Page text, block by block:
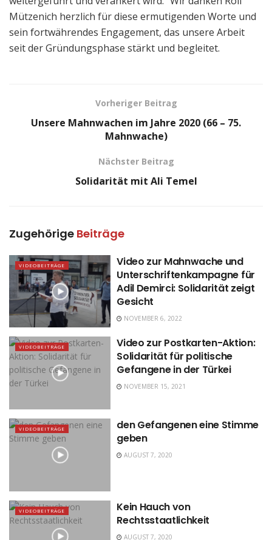
Mützenich herzlich für diese ermutigenden Worte und
sein fortwährendes Engagement, das unsere Arbeit
seit der Gründungsphase stärkt und begleitet.
Vorheriger Beitrag
Unsere Mahnwachen im Jahre 2020 (66 – 75.
Mahnwache)
Nächster Beitrag
Solidarität mit Ali Temel
Zugehörige Beiträge
VIDEOBEITRÄGE
Video zur Mahnwache und
Unterschriftenkampagne für
Adil Demirci: Solidarität zeigt
Gesicht
NOVEMBER 6, 2022
VIDEOBEITRÄGE
Video zur Postkarten-Aktion:
Solidarität für politische
Gefangene in der Türkei
NOVEMBER 15, 2021
VIDEOBEITRÄGE
den Gefangenen eine Stimme
geben
AUGUST 7, 2020
VIDEOBEITRÄGE
Kein Hauch von
Rechtsstaatlichkeit
AUGUST 7, 2020